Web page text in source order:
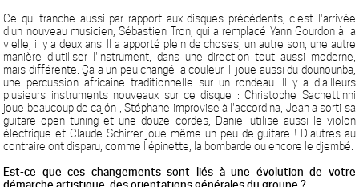
Ce qui tranche aussi par rapport aux disques précédents, c'est l'arrivée
d'un nouveau musicien, Sébastien Tron, qui a remplacé Yann Gourdon à la
vielle, il y a deux ans. Il a apporté plein de choses, un autre son, une autre
manière d'utiliser l'instrument, dans une direction tout aussi moderne,
mais différente. Ça a un peu changé la couleur. Il joue aussi du dounounba,
une percussion africaine traditionnelle sur un rondeau. Il y a d'ailleurs
plusieurs instruments nouveaux sur ce disque : Christophe Sachettinni
joue beaucoup de cajón , Stéphane improvise à l'accordina, Jean a sorti sa
guitare open tuning et une douze cordes, Daniel utilise aussi le violon
électrique et Claude Schirrer joue même un peu de guitare ! D'autres au
contraire ont disparu, comme l'épinette, la bombarde ou encore le djembé.
Est-ce que ces changements sont liés à une évolution de votre